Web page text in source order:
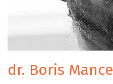
dr. Boris Mance